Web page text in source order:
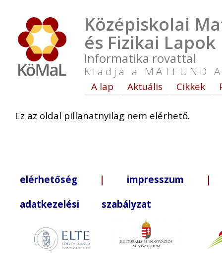
Középiskolai
és Fizikai Lapok
Informatika rovattal
Kiadja a MATFUND
A lap Aktuális Cikkek
Ez az oldal pillanatnyilag nem elérhető.
elérhetőség | impresszum |
adatkezelési szabályzat